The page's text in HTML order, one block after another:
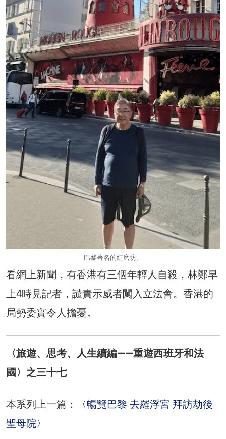
巴黎著名的紅磨坊。
看網上新聞，有香港有三個年輕人自殺，林鄭早
上4時見記者，譴責示威者闖入立法會。香港的
局勢委實令人擔憂。
〈旅遊、思考、人生續編——重遊西班牙和法
國〉之三十七
本系列上一篇：
〈暢覽巴黎 去羅浮宮 拜訪劫後
聖母院〉